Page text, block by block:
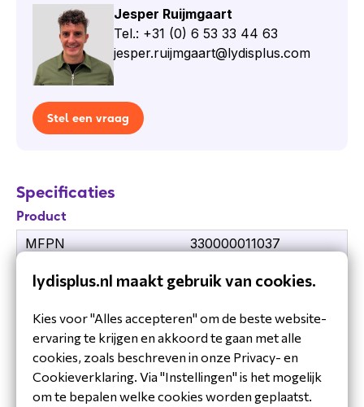
Jesper Ruijmgaart
Tel.: +31 (0) 6 53 33 44 63
jesper.ruijmgaart@lydisplus.com
Stel een vraag
Specificaties
Product
MFPN
330000011037
Techniek
Headsets
lydisplus.nl maakt gebruik van cookies.
Kies voor "Alles accepteren" om de beste website-
ervaring te krijgen en akkoord te gaan met alle
cookies, zoals beschreven in onze Privacy- en
Cookieverklaring. Via "Instellingen" is het mogelijk
om te bepalen welke cookies worden geplaatst.